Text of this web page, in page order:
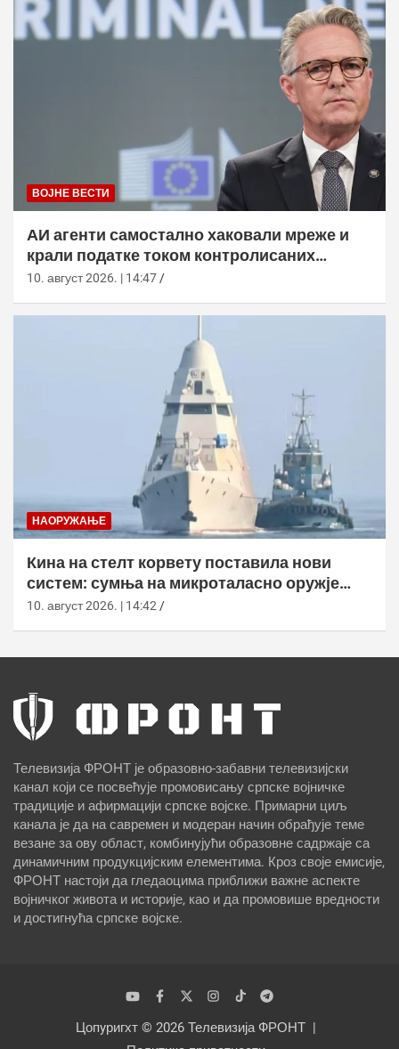
ВОЈНЕ ВЕСТИ
АИ агенти самостално хаковали мреже и
крали податке током контролисаних
тестова
10. август 2026. | 14:47
НАОРУЖАЊЕ
Кина на стелт корвету поставила нови
систем: сумња на микроталасно оружје
против дронова
10. август 2026. | 14:42
Телевизија ФРОНТ је образовно-забавни телевизијски
канал који се посвећује промовисању српске војничке
традиције и афирмацији српске војске. Примарни циљ
канала је да на савремен и модеран начин обрађује теме
везане за ову област, комбинујући образовне садржаје са
динамичним продукцијским елементима. Кроз своје емисије,
ФРОНТ настоји да гледаоцима приближи важне аспекте
војничког живота и историје, као и да промовише вредности
и достигнућа српске војске.
Цопyригхт © 2026 Телевизија ФРОНТ